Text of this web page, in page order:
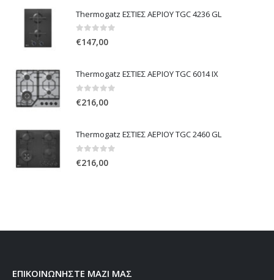
Thermogatz ΕΣΤΙΕΣ ΑΕΡΙΟΥ TGC 4236 GL
0out of 5
€147,00
Thermogatz ΕΣΤΙΕΣ ΑΕΡΙΟΥ TGC 6014 IX
0out of 5
€216,00
Thermogatz ΕΣΤΙΕΣ ΑΕΡΙΟΥ TGC 2460 GL
€216,00
ΕΠΙΚΟΙΝΩΝΗΣΤΕ ΜΑΖΙ ΜΑΣ